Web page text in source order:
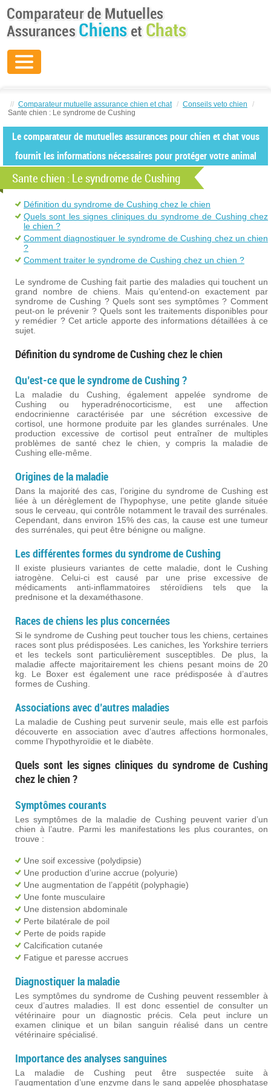
// Comparateur mutuelle assurance chien et chat / Conseils veto chien
/
Sante chien : Le syndrome de Cushing
Le comparateur de mutuelles assurances pour chien et chat vous
fournit les informations nécessaires pour protéger votre animal
Sante chien : Le syndrome de Cushing
Définition du syndrome de Cushing chez le chien
Quels sont les signes cliniques du syndrome de Cushing chez
le chien ?
Comment diagnostiquer le syndrome de Cushing chez un chien
?
Comment traiter le syndrome de Cushing chez un chien ?
Le syndrome de Cushing fait partie des maladies qui touchent un
grand nombre de chiens. Mais qu’entend-on exactement par
syndrome de Cushing ? Quels sont ses symptômes ? Comment
peut-on le prévenir ? Quels sont les traitements disponibles pour
y remédier ? Cet article apporte des informations détaillées à ce
sujet.
Définition du syndrome de Cushing chez le chien
Qu’est-ce que le syndrome de Cushing ?
La maladie du Cushing, également appelée syndrome de
Cushing ou hyperadrénocorticisme, est une affection
endocrinienne caractérisée par une sécrétion excessive de
cortisol, une hormone produite par les glandes surrénales. Une
production excessive de cortisol peut entraîner de multiples
problèmes de santé chez le chien, y compris la maladie de
Cushing elle-même.
Origines de la maladie
Dans la majorité des cas, l’origine du syndrome de Cushing est
liée à un dérèglement de l’hypophyse, une petite glande située
sous le cerveau, qui contrôle notamment le travail des surrénales.
Cependant, dans environ 15% des cas, la cause est une tumeur
des surrénales, qui peut être bénigne ou maligne.
Les différentes formes du syndrome de Cushing
Il existe plusieurs variantes de cette maladie, dont le Cushing
iatrogène. Celui-ci est causé par une prise excessive de
médicaments anti-inflammatoires stéroïdiens tels que la
prednisone et la dexaméthasone.
Races de chiens les plus concernées
Si le syndrome de Cushing peut toucher tous les chiens, certaines
races sont plus prédisposées. Les caniches, les Yorkshire terriers
et les teckels sont particulièrement susceptibles. De plus, la
maladie affecte majoritairement les chiens pesant moins de 20
kg. Le Boxer est également une race prédisposée à d’autres
formes de Cushing.
Associations avec d’autres maladies
La maladie de Cushing peut survenir seule, mais elle est parfois
découverte en association avec d’autres affections hormonales,
comme l’hypothyroïdie et le diabète.
Quels sont les signes cliniques du syndrome de Cushing
chez le chien ?
Symptômes courants
Les symptômes de la maladie de Cushing peuvent varier d’un
chien à l’autre. Parmi les manifestations les plus courantes, on
trouve :
Une soif excessive (polydipsie)
Une production d’urine accrue (polyurie)
Une augmentation de l’appétit (polyphagie)
Une fonte musculaire
Une distension abdominale
Perte bilatérale de poil
Perte de poids rapide
Calcification cutanée
Fatigue et paresse accrues
Diagnostiquer la maladie
Les symptômes du syndrome de Cushing peuvent ressembler à
ceux d’autres maladies. Il est donc essentiel de consulter un
vétérinaire pour un diagnostic précis. Cela peut inclure un
examen clinique et un bilan sanguin réalisé dans un centre
vétérinaire spécialisé.
Importance des analyses sanguines
La maladie de Cushing peut être suspectée suite à
l’augmentation d’une enzyme dans le sang appelée phosphatase